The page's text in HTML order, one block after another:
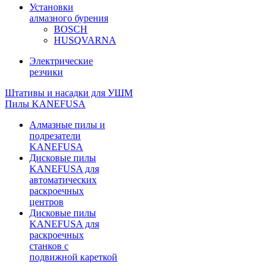
Установки
алмазного бурения
BOSCH
HUSQVARNA
Электрические
резчики
Штативы и насадки для УШМ
Пилы KANEFUSA
Алмазные пилы и
подрезатели
KANEFUSA
Дисковые пилы
KANEFUSA для
автоматических
раскроечных
центров
Дисковые пилы
KANEFUSA для
раскроечных
станков с
подвижной кареткой